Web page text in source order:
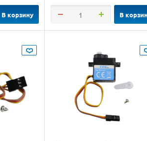
В корзину В